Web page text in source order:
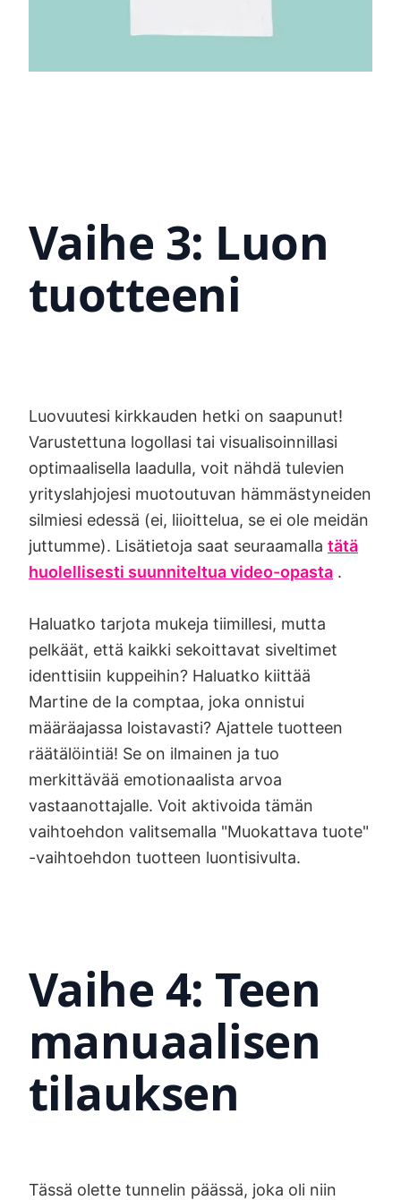
Vaihe 3: Luon
tuotteeni
Luovuutesi kirkkauden hetki on saapunut!
Varustettuna logollasi tai visualisoinnillasi
optimaalisella laadulla, voit nähdä tulevien
yrityslahjojesi muotoutuvan hämmästyneiden
silmiesi edessä (ei, liioittelua, se ei ole meidän
juttumme). Lisätietoja saat seuraamalla tätä
huolellisesti suunniteltua video-opasta .
Haluatko tarjota mukeja tiimillesi, mutta
pelkäät, että kaikki sekoittavat siveltimet
identtisiin kuppeihin? Haluatko kiittää
Martine de la comptaa, joka onnistui
määräajassa loistavasti? Ajattele tuotteen
räätälöintiä! Se on ilmainen ja tuo
merkittävää emotionaalista arvoa
vastaanottajalle. Voit aktivoida tämän
vaihtoehdon valitsemalla "Muokattava tuote"
-vaihtoehdon tuotteen luontisivulta.
Vaihe 4: Teen
manuaalisen
tilauksen
Tässä olette tunnelin päässä, joka oli niin